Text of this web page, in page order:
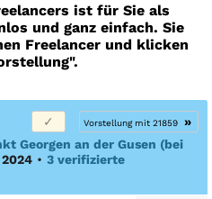
ist für Sie als
und ganz einfach. Sie
Freelancer und klicken
Vorstellung mit 21859
»
Georgen an der Gusen (bei
2024 • 3 verifizierte